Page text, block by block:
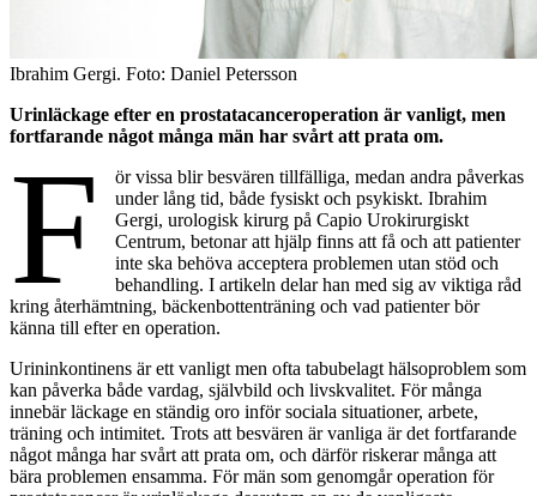
Ibrahim Gergi. Foto: Daniel Petersson
Urinläckage efter en prostatacanceroperation är vanligt, men
fortfarande något många män har svårt att prata om.
F
ör vissa blir besvären tillfälliga, medan andra påverkas
under lång tid, både fysiskt och psykiskt. Ibrahim
Gergi, urologisk kirurg på Capio Urokirurgiskt
Centrum, betonar att hjälp finns att få och att patienter
inte ska behöva acceptera problemen utan stöd och
behandling. I artikeln delar han med sig av viktiga råd
kring återhämtning, bäckenbottenträning och vad patienter bör
känna till efter en operation.
Urininkontinens är ett vanligt men ofta tabubelagt hälsoproblem som
kan påverka både vardag, självbild och livskvalitet. För många
innebär läckage en ständig oro inför sociala situationer, arbete,
träning och intimitet. Trots att besvären är vanliga är det fortfarande
något många har svårt att prata om, och därför riskerar många att
bära problemen ensamma. För män som genomgår operation för